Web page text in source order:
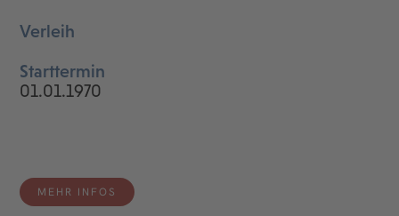
Verleih
Starttermin
01.01.1970
MEHR INFOS